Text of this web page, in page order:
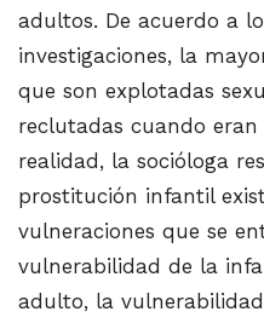
adultos. De acuerdo a
investigaciones, la
que son explotadas
reclutadas cuando
realidad, la socióloga
prostitución infantil
vulneraciones que se
vulnerabilidad de la
adulto, la